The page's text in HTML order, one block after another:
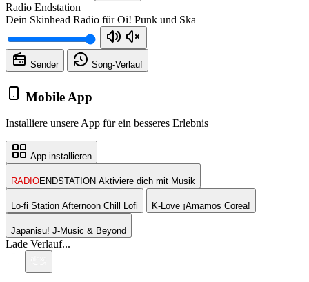
Radio Endstation
Dein Skinhead Radio für Oi! Punk und Ska
Sender Song-Verlauf
Mobile App
Installiere unsere App für ein besseres Erlebnis
App installieren
RADIOENDSTATION Aktiviere dich mit Musik
Lo-fi Station Afternoon Chill Lofi K-Love ¡Amamos Corea!
Japanisu! J-Music & Beyond
Lade Verlauf...